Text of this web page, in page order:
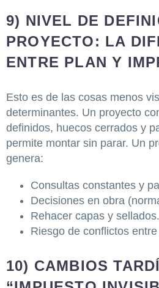
9) NIVEL DE
PROYECTO: LA
ENTRE PLAN Y
Esto es de las cosas menos
determinantes. Un proyecto
definidos, huecos cerrados y
permite montar sin parar. Un
genera:
Consultas constantes y
Decisiones en obra
Rehacer capas y sellados.
Riesgo de conflictos
10) CAMBIOS